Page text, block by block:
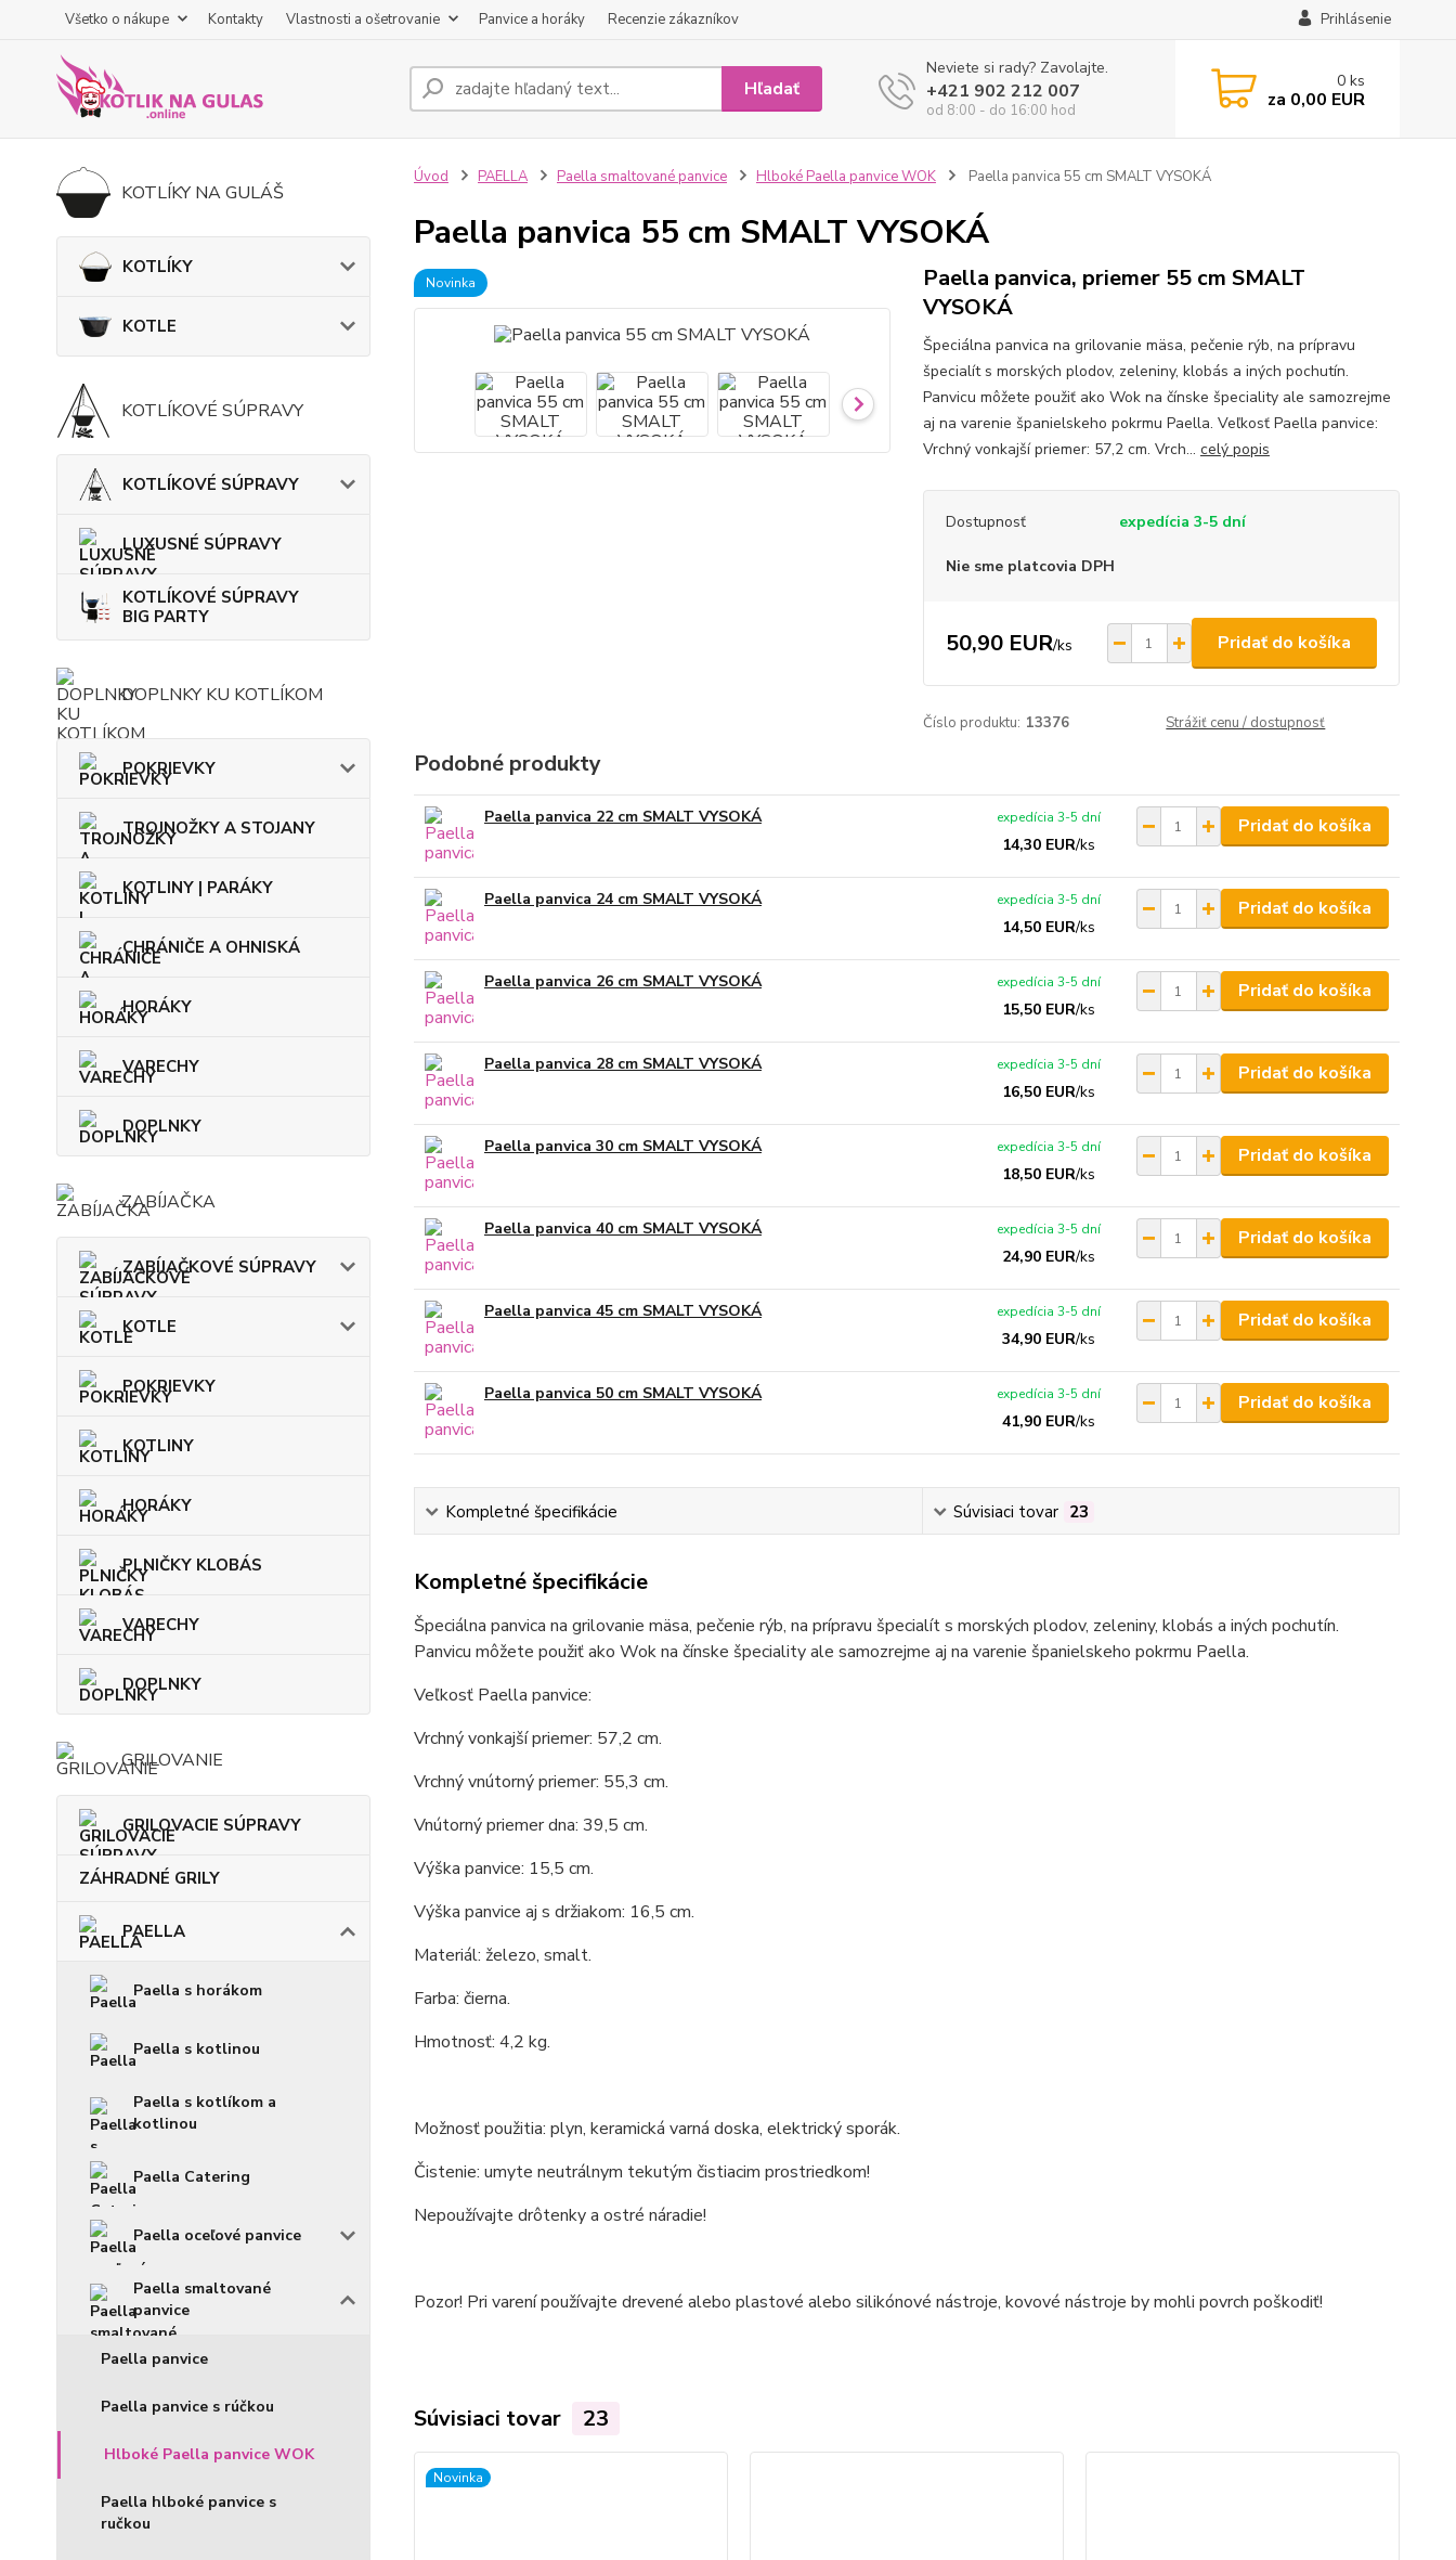
Všetko o nákupe Kontakty Vlastnosti a ošetrovanie Panvice a horáky Recenzie zákazníkov Prihlásenie
Hľadať
Neviete si rady? Zavolajte.
+421 902 212 007
od 8:00 - do 16:00 hod
0 ks
za 0,00 EUR
KOTLÍKY NA GULÁŠ
KOTLÍKY
KOTLE
KOTLÍKOVÉ SÚPRAVY
KOTLÍKOVÉ SÚPRAVY
LUXUSNÉ SÚPRAVY
KOTLÍKOVÉ SÚPRAVY
BIG PARTY
DOPLNKY KU KOTLÍKOM
POKRIEVKY
TROJNOŽKY A STOJANY
KOTLINY | PARÁKY
CHRÁNIČE A OHNISKÁ
HORÁKY
VARECHY
DOPLNKY
ZABÍJAČKA
ZABÍJAČKOVÉ SÚPRAVY
KOTLE
POKRIEVKY
KOTLINY
HORÁKY
PLNIČKY KLOBÁS
VARECHY
DOPLNKY
GRILOVANIE
GRILOVACIE SÚPRAVY
ZÁHRADNÉ GRILY
PAELLA
Paella s horákom
Paella s kotlinou
Paella s kotlíkom a
kotlinou
Paella Catering
Paella oceľové panvice
Paella smaltované
panvice
Paella panvice
Paella panvice s rúčkou
Hlboké Paella panvice WOK
Paella hlboké panvice s
ručkou
Úvod PAELLA Paella smaltované panvice Hlboké Paella panvice WOK Paella panvica 55 cm SMALT VYSOKÁ
Paella panvica 55 cm SMALT VYSOKÁ
Novinka
Paella panvica, priemer 55 cm SMALT
VYSOKÁ
Špeciálna panvica na grilovanie mäsa, pečenie rýb, na prípravu
špecialít s morských plodov, zeleniny, klobás a iných pochutín.
Panvicu môžete použiť ako Wok na čínske špeciality ale samozrejme
aj na varenie španielskeho pokrmu Paella. Veľkosť Paella panvice:
Vrchný vonkajší priemer: 57,2 cm. Vrch... celý popis
Dostupnosť expedícia 3-5 dní
Nie sme platcovia DPH
50,90 EUR/ks Pridať do košíka
Číslo produktu: 13376 Strážiť cenu / dostupnosť
Podobné produkty
Paella panvica 22 cm SMALT VYSOKÁ
14,30 EUR/ks
expedícia 3-5 dní Pridať do košíka
Paella panvica 24 cm SMALT VYSOKÁ
14,50 EUR/ks
expedícia 3-5 dní Pridať do košíka
Paella panvica 26 cm SMALT VYSOKÁ
15,50 EUR/ks
expedícia 3-5 dní Pridať do košíka
Paella panvica 28 cm SMALT VYSOKÁ
16,50 EUR/ks
expedícia 3-5 dní Pridať do košíka
Paella panvica 30 cm SMALT VYSOKÁ
18,50 EUR/ks
expedícia 3-5 dní Pridať do košíka
Paella panvica 40 cm SMALT VYSOKÁ
24,90 EUR/ks
expedícia 3-5 dní Pridať do košíka
Paella panvica 45 cm SMALT VYSOKÁ
34,90 EUR/ks
expedícia 3-5 dní Pridať do košíka
Paella panvica 50 cm SMALT VYSOKÁ
41,90 EUR/ks
expedícia 3-5 dní Pridať do košíka
Kompletné špecifikácie Súvisiaci tovar 23
Kompletné špecifikácie
Špeciálna panvica na grilovanie mäsa, pečenie rýb, na prípravu špecialít s morských plodov, zeleniny, klobás a iných pochutín.
Panvicu môžete použiť ako Wok na čínske špeciality ale samozrejme aj na varenie španielskeho pokrmu Paella.
Veľkosť Paella panvice:
Vrchný vonkajší priemer: 57,2 cm.
Vrchný vnútorný priemer: 55,3 cm.
Vnútorný priemer dna: 39,5 cm.
Výška panvice: 15,5 cm.
Výška panvice aj s držiakom: 16,5 cm.
Materiál: železo, smalt.
Farba: čierna.
Hmotnosť: 4,2 kg.
Možnosť použitia: plyn, keramická varná doska, elektrický sporák.
Čistenie: umyte neutrálnym tekutým čistiacim prostriedkom!
Nepoužívajte drôtenky a ostré náradie!
Pozor! Pri varení používajte drevené alebo plastové alebo silikónové nástroje, kovové nástroje by mohli povrch poškodiť!
Súvisiaci tovar 23
Novinka